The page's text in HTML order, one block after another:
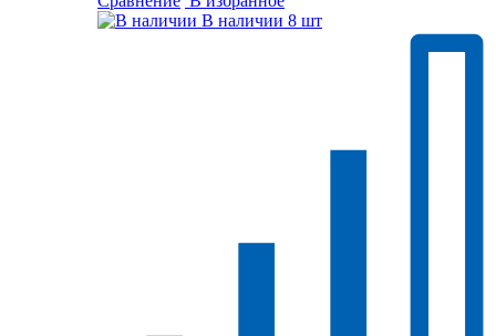
В наличии 8 шт